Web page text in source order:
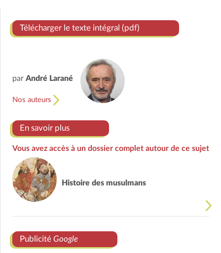
Télécharger le texte intégral (pdf)
par André Larané
Nos auteurs
En savoir plus
Vous avez accès à un dossier complet autour de ce sujet
Histoire des musulmans
Publicité Google